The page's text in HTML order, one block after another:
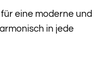
eine moderne und
in jede